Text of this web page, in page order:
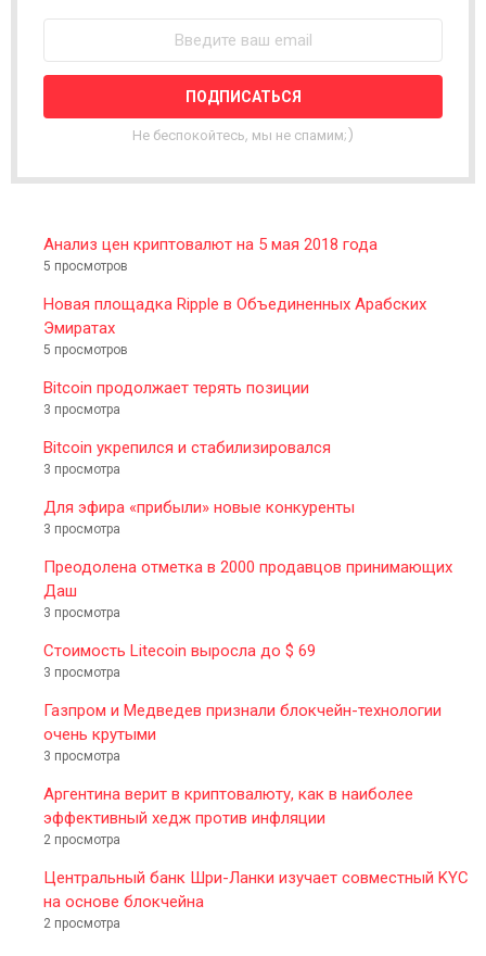
W
L
E
T
R
Не беспокойтесь, мы не спамим;)
Анализ цен криптовалют на 5 мая 2018 года
5 просмотров
Новая площадка Ripple в Объединенных Арабских
Эмиратах
5 просмотров
Bitcoin продолжает терять позиции
3 просмотра
Bitcoin укрепился и стабилизировался
3 просмотра
Для эфира «прибыли» новые конкуренты
3 просмотра
Преодолена отметка в 2000 продавцов принимающих
Даш
3 просмотра
Стоимость Litecoin выросла до $ 69
3 просмотра
Газпром и Медведев признали блокчейн-технологии
очень крутыми
3 просмотра
Аргентина верит в криптовалюту, как в наиболее
эффективный хедж против инфляции
2 просмотра
Центральный банк Шри-Ланки изучает совместный KYC
на основе блокчейна
2 просмотра